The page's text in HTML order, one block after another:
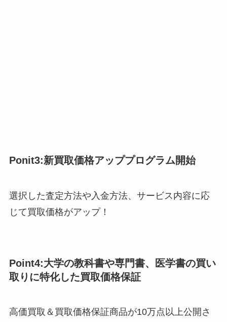
Ponit3:新買取価格アッププログラム開始
選択した査定方法や入金方法、サービス内容に応
じて買取価格がアップ！
Point4:大学の教科書や専門書、医学書の買い
取りに特化した買取価格保証
高価買取＆買取価格保証商品が10万点以上公開さ